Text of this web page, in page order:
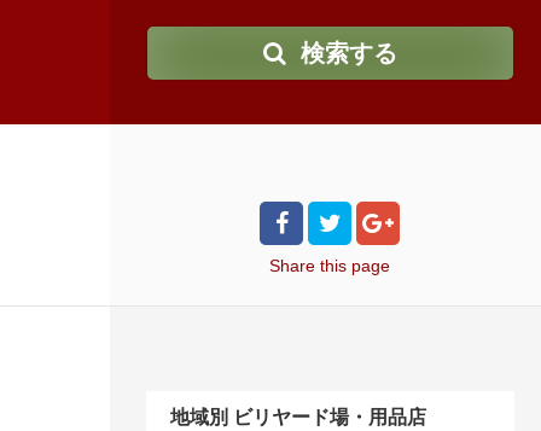
検索する
Share this page
地域別 ビリヤード場・用品店